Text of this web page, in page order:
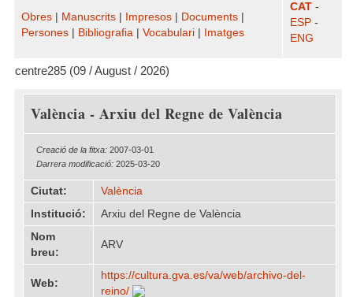
Obres Manuscrits Impresos Documents
Persones
Bibliografia Vocabulari Imatges
CAT -
ESP -
ENG
centre285 (09 / August / 2026)
València - Arxiu del Regne de València
Creació de la fitxa: 2007-03-01
Darrera modificació: 2025-03-20
Ciutat:
València
Institució:
Arxiu del Regne de València
Nom
breu:
ARV
Web:
https:/​/​cultura.gva.es/​va/​web/​archivo-del-
reino/​